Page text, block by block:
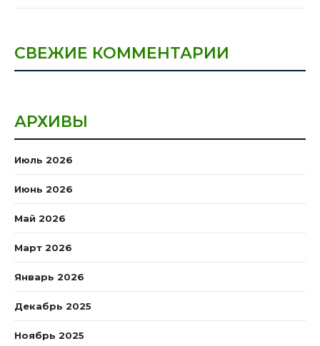
СВЕЖИЕ КОММЕНТАРИИ
АРХИВЫ
Июль 2026
Июнь 2026
Май 2026
Март 2026
Январь 2026
Декабрь 2025
Ноябрь 2025